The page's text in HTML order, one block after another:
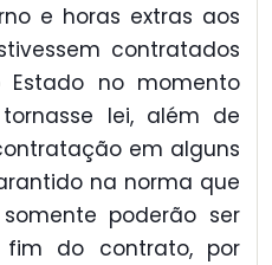
e horas extras aos
contratados
Estado no momento
lei, além de
em alguns
na norma que
poderão ser
do contrato, por